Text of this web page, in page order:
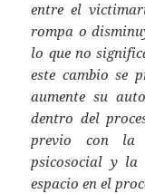
entre el
rompa o
lo que no
este cambio se
aumente su
dentro del
previo con la
psicosocial y la
espacio en el